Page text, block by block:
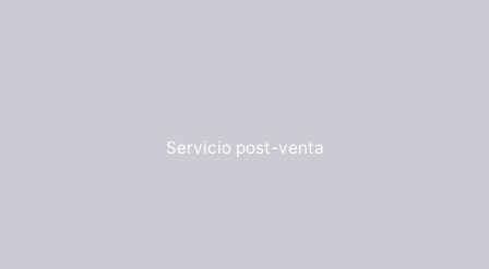
Servicio post-venta